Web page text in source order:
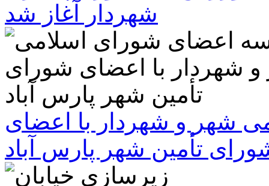
شهردار آغاز شد
شهر و شهردار با اعضای
تأمین شهر پارس آباد